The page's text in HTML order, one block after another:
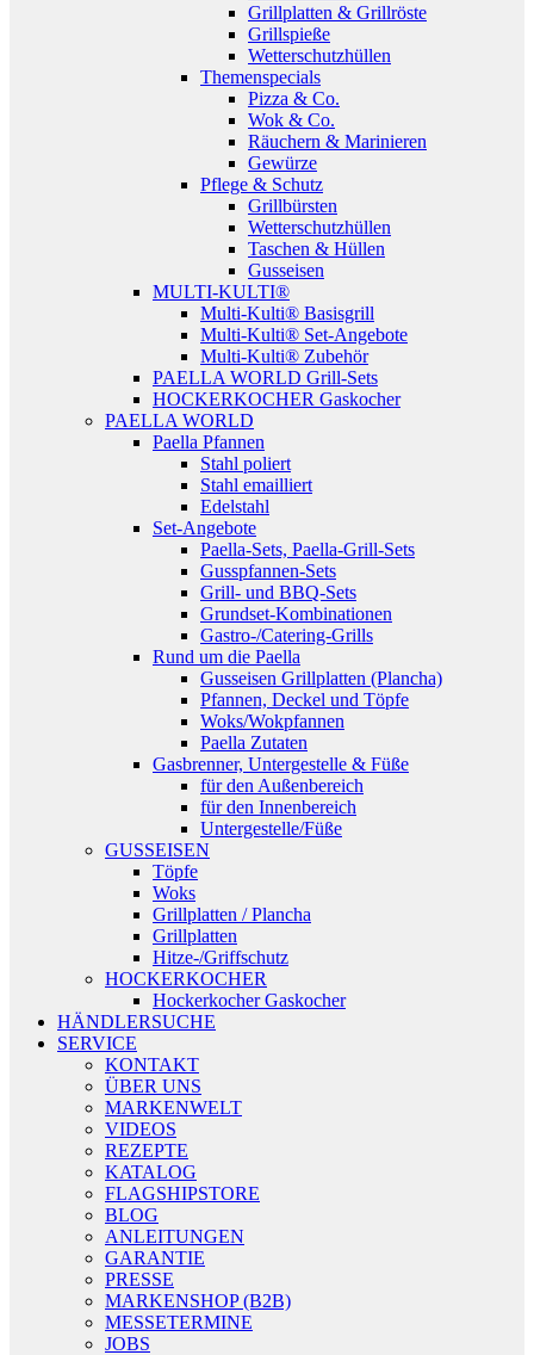
Grillplatten & Grillröste
Grillspieße
Wetterschutzhüllen
Themenspecials
Pizza & Co.
Wok & Co.
Räuchern & Marinieren
Gewürze
Pflege & Schutz
Grillbürsten
Wetterschutzhüllen
Taschen & Hüllen
Gusseisen
MULTI-KULTI®
Multi-Kulti® Basisgrill
Multi-Kulti® Set-Angebote
Multi-Kulti® Zubehör
PAELLA WORLD Grill-Sets
HOCKERKOCHER Gaskocher
PAELLA WORLD
Paella Pfannen
Stahl poliert
Stahl emailliert
Edelstahl
Set-Angebote
Paella-Sets, Paella-Grill-Sets
Gusspfannen-Sets
Grill- und BBQ-Sets
Grundset-Kombinationen
Gastro-/Catering-Grills
Rund um die Paella
Gusseisen Grillplatten (Plancha)
Pfannen, Deckel und Töpfe
Woks/Wokpfannen
Paella Zutaten
Gasbrenner, Untergestelle & Füße
für den Außenbereich
für den Innenbereich
Untergestelle/Füße
GUSSEISEN
Töpfe
Woks
Grillplatten / Plancha
Grillplatten
Hitze-/Griffschutz
HOCKERKOCHER
Hockerkocher Gaskocher
HÄNDLERSUCHE
SERVICE
KONTAKT
ÜBER UNS
MARKENWELT
VIDEOS
REZEPTE
KATALOG
FLAGSHIPSTORE
BLOG
ANLEITUNGEN
GARANTIE
PRESSE
MARKENSHOP (B2B)
MESSETERMINE
JOBS